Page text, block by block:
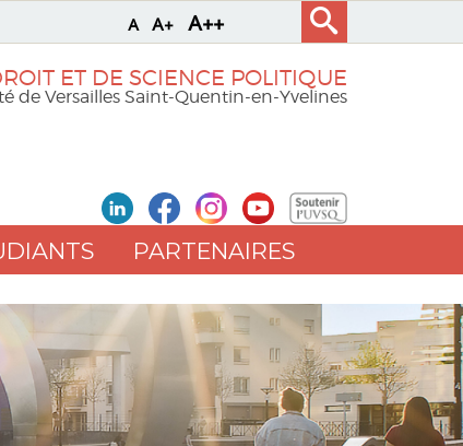
A A+ A++
ET DE SCIENCE POLITIQUE
de Versailles Saint-Quentin-en-Yvelines
PARTENAIRES